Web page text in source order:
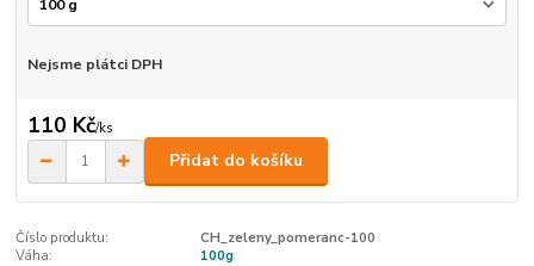
Nejsme plátci DPH
110 Kč/ks
Přidat do košíku
Číslo produktu:
CH_zeleny_pomeranc-100
Váha:
100g